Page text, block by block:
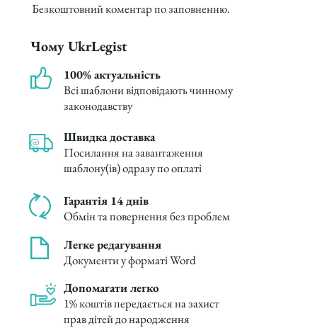
Безкоштовний коментар по заповненню.
Чому UkrLegist
100% актуальність
Всі шаблони відповідають чинному
законодавству
Швидка доставка
Посилання на завантаження
шаблону(ів) одразу по оплаті
Гарантія 14 днів
Обмін та повернення без проблем
Легке редагування
Документи у форматі Word
Допомагати легко
1% коштів передається на захист
прав дітей до народження